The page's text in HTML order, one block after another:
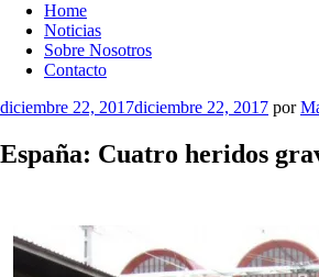
Home
Noticias
Sobre Nosotros
Contacto
Publicado
diciembre 22, 2017diciembre 22, 2017 por
España: Cuatro heridos